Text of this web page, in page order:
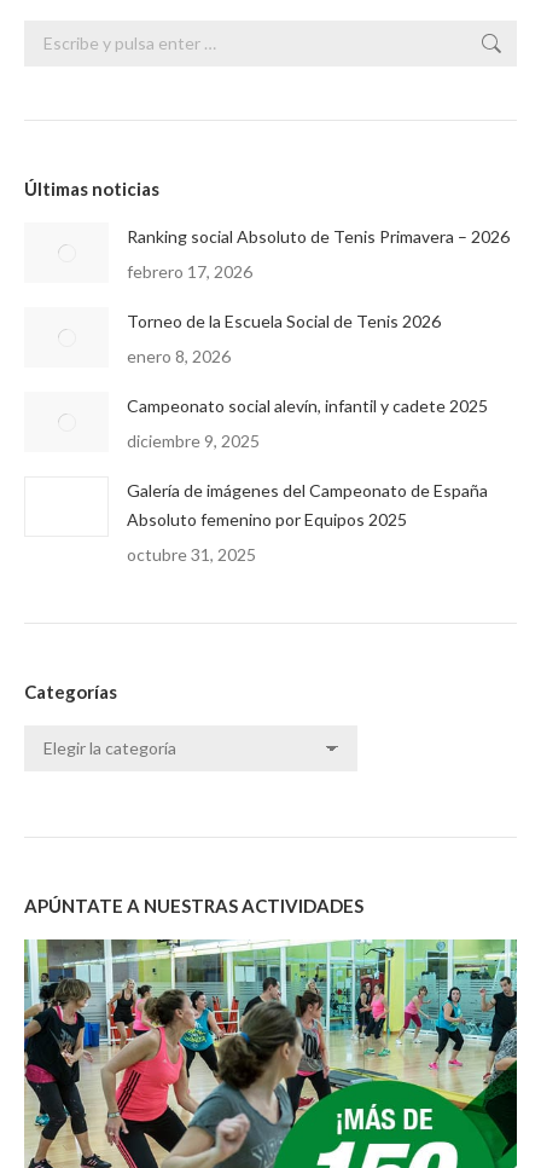
Buscar:
Últimas noticias
Ranking social Absoluto de Tenis Primavera – 2026
febrero 17, 2026
Torneo de la Escuela Social de Tenis 2026
enero 8, 2026
Campeonato social alevín, infantil y cadete 2025
diciembre 9, 2025
Galería de imágenes del Campeonato de España
Absoluto femenino por Equipos 2025
octubre 31, 2025
Categorías
Categorías
APÚNTATE A NUESTRAS ACTIVIDADES